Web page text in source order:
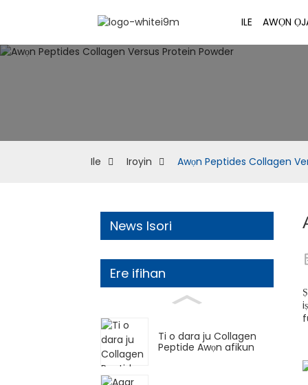
ILE AWỌN
Ile Iroyin Awọn Peptides Collagen
News Isori
Ere ifihan
Ti o dara ju Collagen
Peptide Awọn afikun